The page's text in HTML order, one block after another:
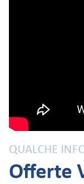
QUALCHE
Offerte